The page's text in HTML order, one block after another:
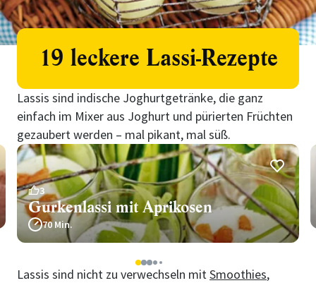
19 leckere Lassi-Rezepte
Lassis sind indische Joghurtgetränke, die ganz
einfach im Mixer aus Joghurt und pürierten Früchten
gezaubert werden – mal pikant, mal süß.
3
Gurkenlassi mit Aprikosen
70 Min.
1234 5
Lassis sind nicht zu verwechseln mitSmoothies,